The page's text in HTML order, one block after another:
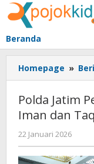
Lewati
ke
konten
Beranda
Homepage »
Polda Jatim
Iman dan
22 Januari 2026